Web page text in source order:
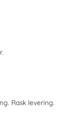
Rask levering.